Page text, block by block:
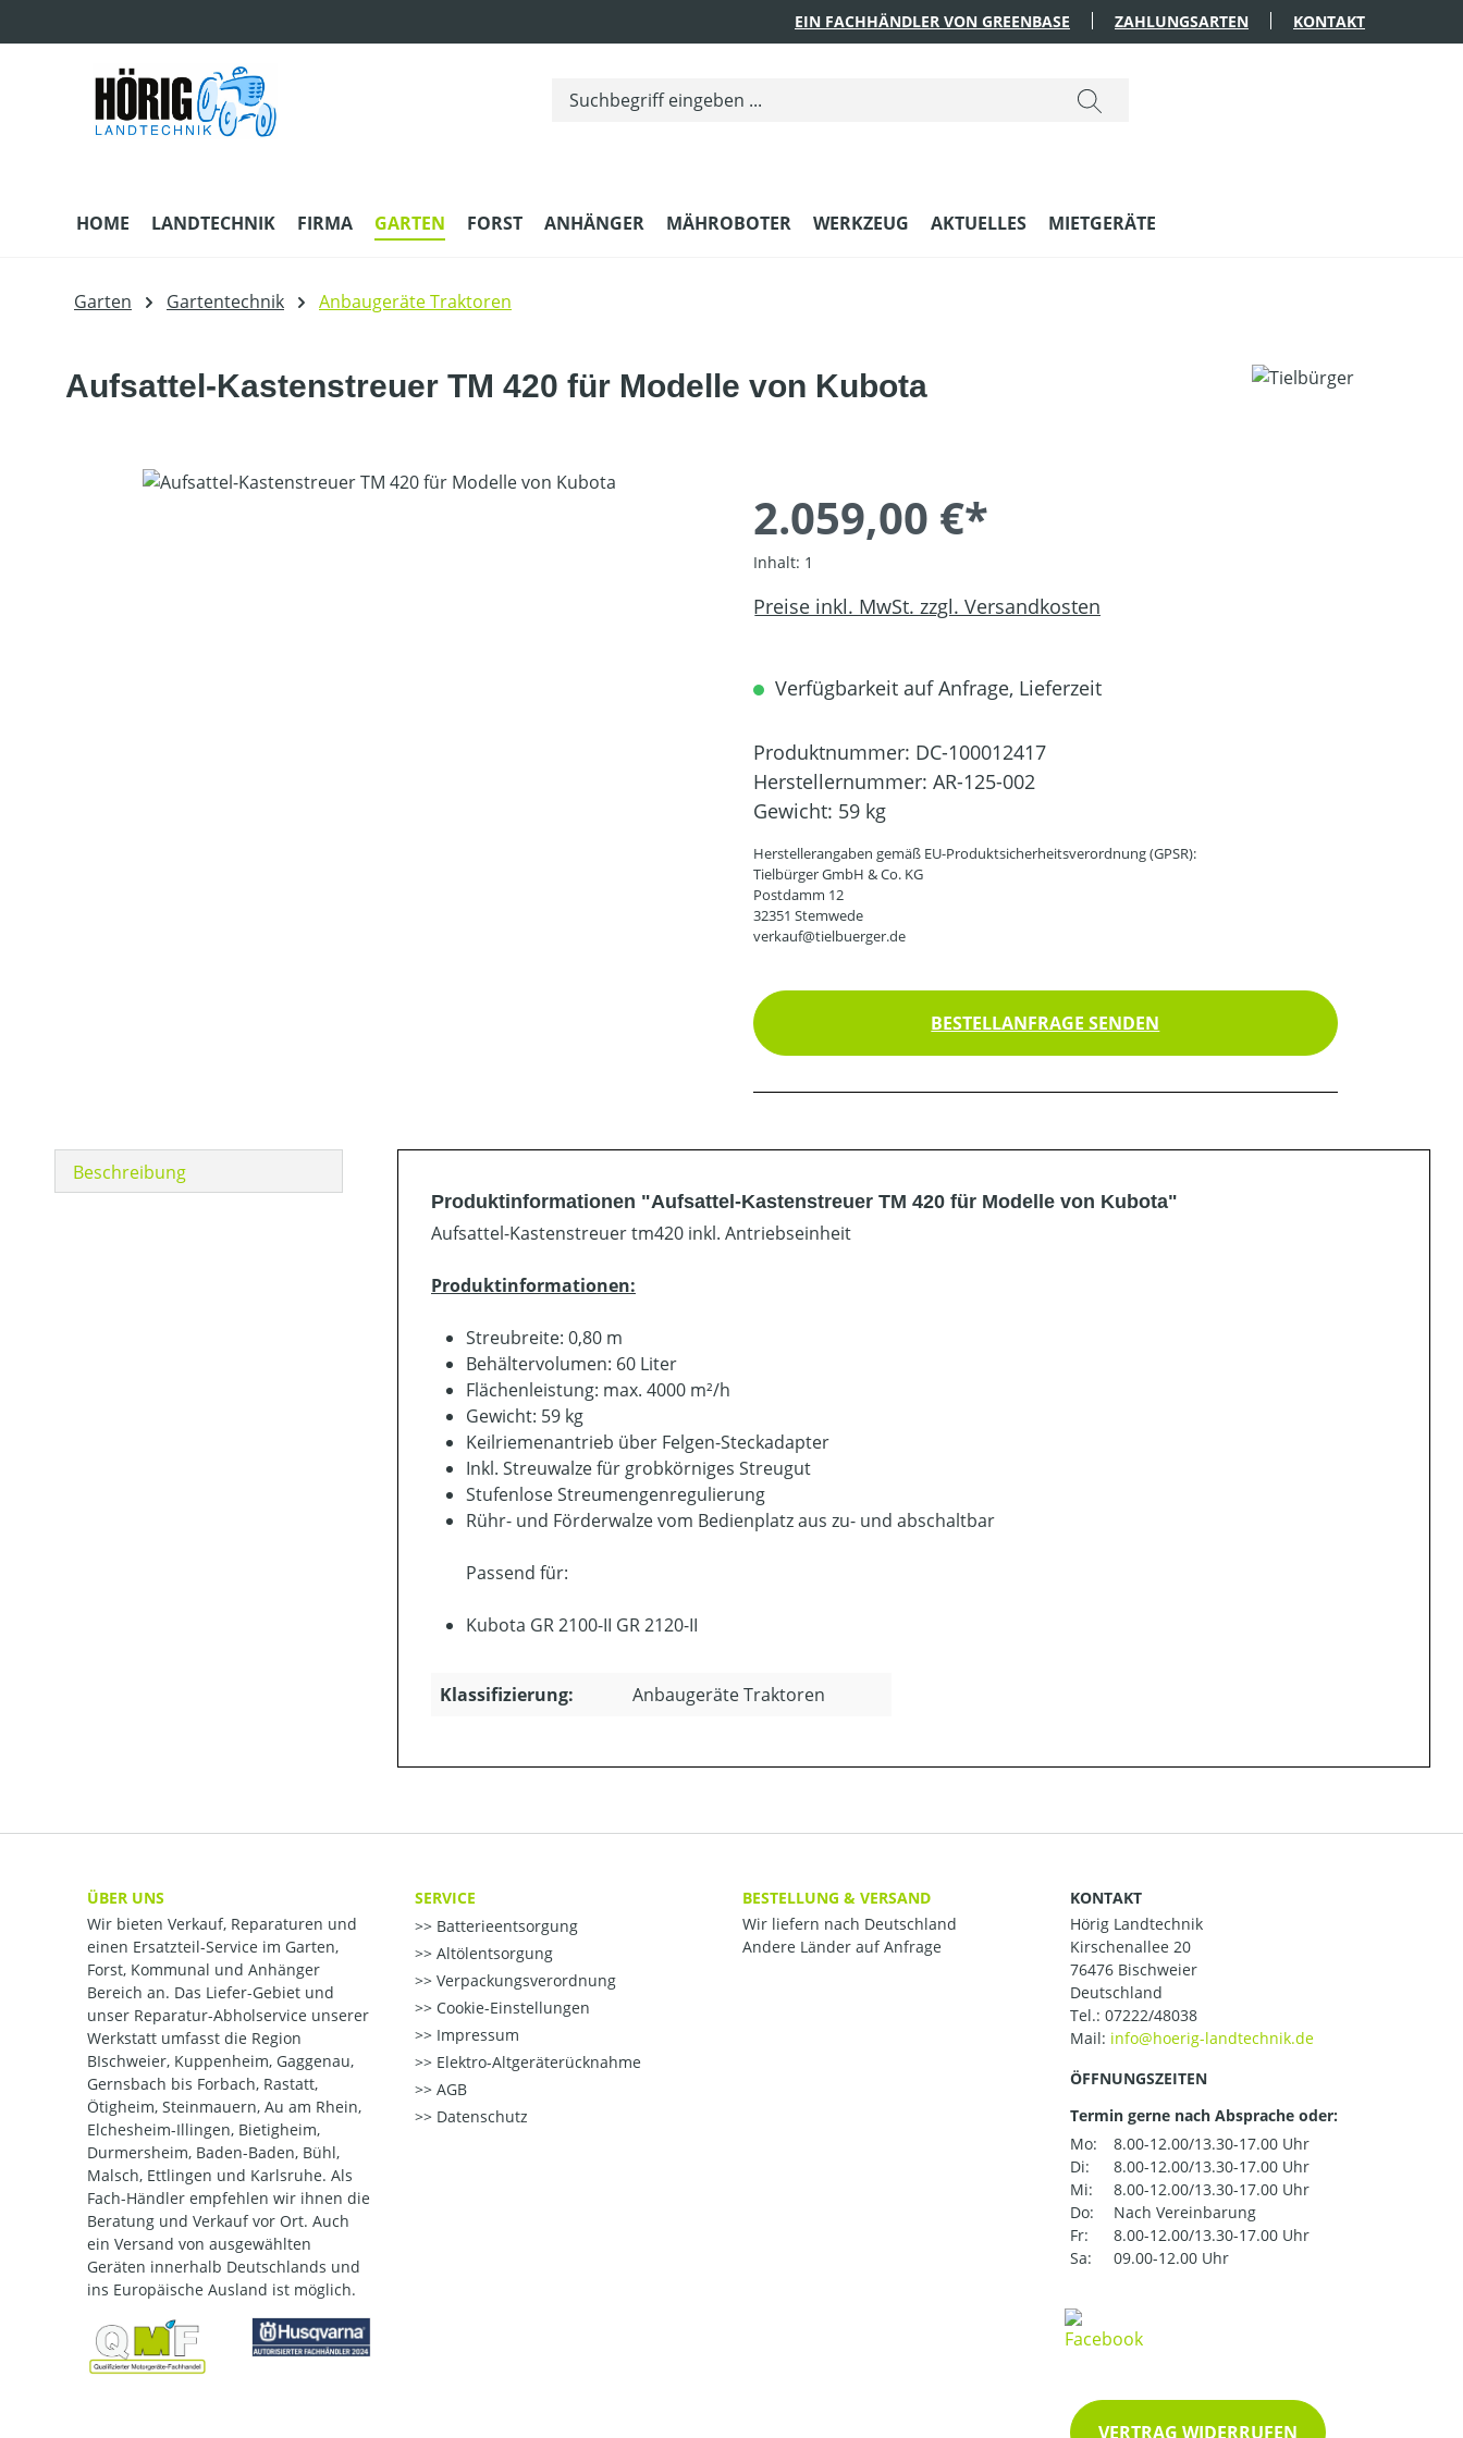
EIN FACHHÄNDLER VON GREENBASE ZAHLUNGSARTEN KONTAKT
HOME LANDTECHNIK FIRMA GARTEN FORST ANHÄNGER MÄHROBOTER WERKZEUG AKTUELLES MIETGERÄTE
Garten Gartentechnik Anbaugeräte Traktoren
Aufsattel-Kastenstreuer TM 420 für Modelle von Kubota
Bildergalerie überspringen
2.059,00 €*
Inhalt: 1
Preise inkl. MwSt. zzgl. Versandkosten
Verfügbarkeit auf Anfrage, Lieferzeit
Produktnummer: DC-100012417
Herstellernummer: AR-125-002
Gewicht: 59 kg
Herstellerangaben gemäß EU-Produktsicherheitsverordnung (GPSR):
Tielbürger GmbH & Co. KG
Postdamm 12
32351 Stemwede
verkauf@tielbuerger.de
BESTELLANFRAGE SENDEN
Beschreibung
Produktinformationen "Aufsattel-Kastenstreuer TM 420 für Modelle von Kubota"
Aufsattel-Kastenstreuer tm420 inkl. Antriebseinheit
Produktinformationen:
Streubreite: 0,80 m
Behältervolumen: 60 Liter
Flächenleistung: max. 4000 m²/h
Gewicht: 59 kg
Keilriemenantrieb über Felgen-Steckadapter
Inkl. Streuwalze für grobkörniges Streugut
Stufenlose Streumengenregulierung
Rühr- und Förderwalze vom Bedienplatz aus zu- und abschaltbar
Passend für:
Kubota GR 2100-II GR 2120-II
Klassifizierung: Anbaugeräte Traktoren
ÜBER UNS
Wir bieten Verkauf, Reparaturen und
einen Ersatzteil-Service im Garten,
Forst, Kommunal und Anhänger
Bereich an. Das Liefer-Gebiet und
unser Reparatur-Abholservice unserer
Werkstatt umfasst die Region
BIschweier, Kuppenheim, Gaggenau,
Gernsbach bis Forbach, Rastatt,
Ötigheim, Steinmauern, Au am Rhein,
Elchesheim-Illingen, Bietigheim,
Durmersheim, Baden-Baden, Bühl,
Malsch, Ettlingen und Karlsruhe. Als
Fach-Händler empfehlen wir ihnen die
Beratung und Verkauf vor Ort. Auch
ein Versand von ausgewählten
Geräten innerhalb Deutschlands und
ins Europäische Ausland ist möglich.
SERVICE
Batterieentsorgung
Altölentsorgung
Verpackungsverordnung
Cookie-Einstellungen
Impressum
Elektro-Altgeräterücknahme
AGB
Datenschutz
BESTELLUNG & VERSAND
Wir liefern nach Deutschland
Andere Länder auf Anfrage
KONTAKT
Hörig Landtechnik
Kirschenallee 20
76476 Bischweier
Deutschland
Tel.: 07222/48038
Mail:
ÖFFNUNGSZEITEN
Termin gerne nach Absprache oder:
Mo:
8.00-12.00/13.30-17.00 Uhr
Di:
8.00-12.00/13.30-17.00 Uhr
Mi:
8.00-12.00/13.30-17.00 Uhr
Do:
Nach Vereinbarung
Fr:
8.00-12.00/13.30-17.00 Uhr
Sa:
09.00-12.00 Uhr
VERTRAG WIDERRUFEN